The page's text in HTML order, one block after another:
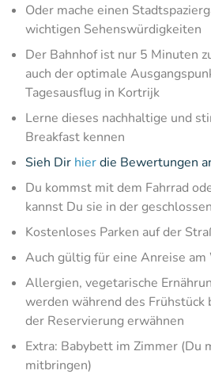
Oder mache einen
wichtigen Sehenswürdigkeiten
Der Bahnhof ist nur 5 Minuten
auch der optimale
Tagesausflug in Kortrijk
Lerne dieses nachhaltige und
Breakfast kennen
Sieh Dir hierdie Bewertungen
Du kommst mit dem Fahrrad
kannst Du sie in der
Kostenloses Parken auf der
Auch gültig für eine Anreise am
Allergien, vegetarische
werden während des
der Reservierung erwähnen
Extra: Babybett im Zimmer (Du
mitbringen)